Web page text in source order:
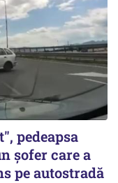
pedeapsa
şofer care a
pe autostradă